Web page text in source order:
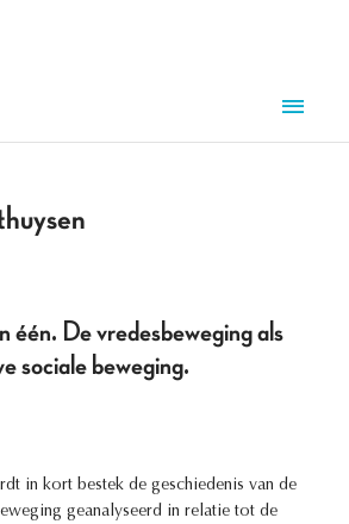
één. De vredesbeweging als
sociale beweging.
in kort bestek de geschiedenis van de
geanalyseerd in relatie tot de